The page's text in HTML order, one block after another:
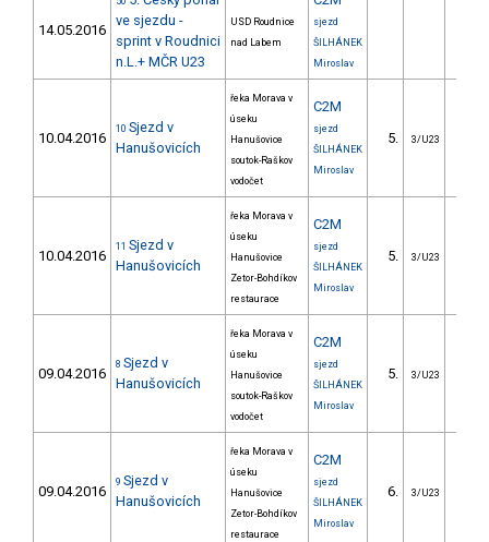
14.05.2016
ve sjezdu -
sprint v Roudnici
n.L.+ MČR U23
USD Roudnice
nad Labem
sjezd
ŠILHÁNEK
Miroslav
10.04.2016
10 Sjezd v
Hanušovicích
řeka Morava v
úseku
Hanušovice
soutok-Raškov
vodočet
C2M
sjezd
ŠILHÁNEK
Miroslav
5. 3/U23
10.04.2016
11 Sjezd v
Hanušovicích
řeka Morava v
úseku
Hanušovice
Zetor-Bohdíkov
restaurace
C2M
sjezd
ŠILHÁNEK
Miroslav
5. 3/U23
09.04.2016
8 Sjezd v
Hanušovicích
řeka Morava v
úseku
Hanušovice
soutok-Raškov
vodočet
C2M
sjezd
ŠILHÁNEK
Miroslav
5. 3/U23
09.04.2016
9 Sjezd v
Hanušovicích
řeka Morava v
úseku
Hanušovice
Zetor-Bohdíkov
restaurace
C2M
sjezd
ŠILHÁNEK
Miroslav
6. 3/U23